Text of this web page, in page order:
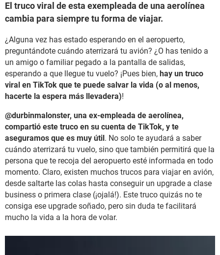
El truco viral de esta exempleada de una aerolínea
cambia para siempre tu forma de viajar.
¿Alguna vez has estado esperando en el aeropuerto,
preguntándote cuándo aterrizará tu avión? ¿O has tenido a
un amigo o familiar pegado a la pantalla de salidas,
esperando a que llegue tu vuelo? ¡Pues bien, hay un truco
viral en TikTok que te puede salvar la vida (o al menos,
hacerte la espera más llevadera)!
@durbinmalonster, una ex-empleada de aerolínea,
compartió este truco en su cuenta de TikTok, y te
aseguramos que es muy útil. No solo te ayudará a saber
cuándo aterrizará tu vuelo, sino que también permitirá que la
persona que te recoja del aeropuerto esté informada en todo
momento. Claro, existen muchos trucos para viajar en avión,
desde saltarte las colas hasta conseguir un upgrade a clase
business o primera clase (¡ojalá!). Este truco quizás no te
consiga ese upgrade soñado, pero sin duda te facilitará
mucho la vida a la hora de volar.